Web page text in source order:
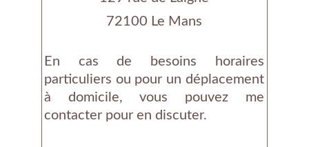
En cas de besoins horaires
particuliers ou pour un déplacement
à domicile, vous pouvez me
contacter pour en discuter.
72100 Le Mans